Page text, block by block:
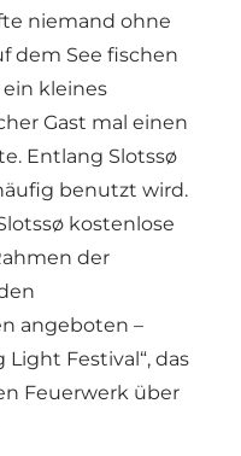
niemand ohne
dem See fischen
kleines
Gast mal einen
Entlang Slotssø
benutzt wird.
kostenlose
der
angeboten –
Festival“, das
Feuerwerk über